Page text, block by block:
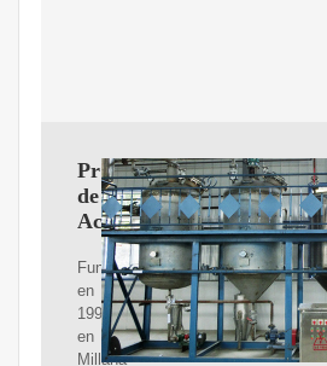
Proveedores
de
Aceite
Fundada
en
1997,
en
Millana